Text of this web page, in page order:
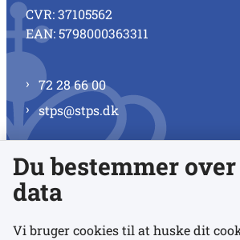
CVR: 37105562
EAN: 5798000363311
72 28 66 00
stps@stps.dk
Se alle kontaktnumre
Du bestemmer
data
Vi bruger cookies til at huske dit